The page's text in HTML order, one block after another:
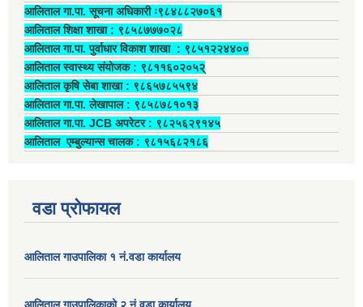
आलिताल गा.पा. सूचना अधिकारी ः९८४८८२७०६१
आलिताल शिक्षा शाखा : ९८५८७७७०२८
आलिताल गा.पा. पुर्वाधार विकाश शाखा ‍: ९८५१२२४४००
आलिताल स्वास्थ्य संयोजक ‍: ९८११६०२०५२्
आलिताल कृषि सेबा शाखा : ९८६५७८५५९४
आलिताल गा.पा. लेखापाल ‍: ९८५८७८१०१३
आलिताल गा.पा. JCB अपरेटर ‍: ९८२५६२९१४५
आलिताल एम्बुल्यान्स चालक ‍: ९८१५६८२१८६
वडा प्रोफायल
आलिताल गाउपालिका १ नं.वडा कार्यालय
आलिताल गाउपालिकाको २ नं.वडा कार्यालय